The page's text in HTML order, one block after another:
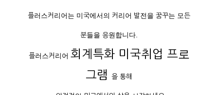
플러스커리어는 미국에서의 커리어 발전을 꿈꾸는 모든
분들을 응원합니다.
플러스커리어 회계특화 미국취업 프로
그램
을 통해